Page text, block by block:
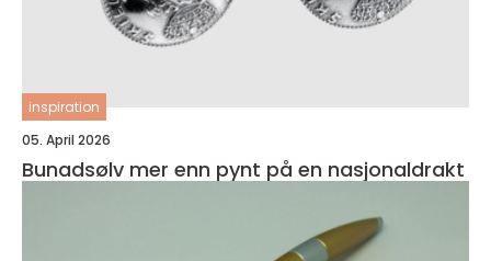
inspiration
05. April 2026
Bunadsølv mer enn pynt på en nasjonaldrakt